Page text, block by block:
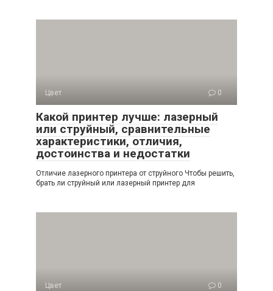
Цвет 0
Какой принтер лучше: лазерный
или струйный, сравнительные
характеристики, отличия,
достоинства и недостатки
Отличие лазерного принтера от струйного Чтобы решить,
брать ли струйный или лазерный принтер для
Цвет 0